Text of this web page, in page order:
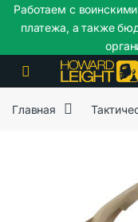
Skip to navigation
Skip to content
Главная
Работаем с
платежа, а также